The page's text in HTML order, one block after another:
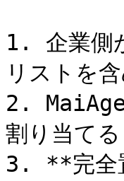
1. 企業側
リストを
2.
割り当てる
3. **完全